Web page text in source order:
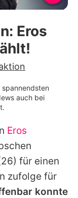
Eros
auch bei
Eros
für einen
zufolge für
konnte